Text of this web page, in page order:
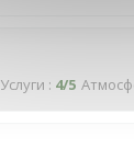
Услуги : 4/5